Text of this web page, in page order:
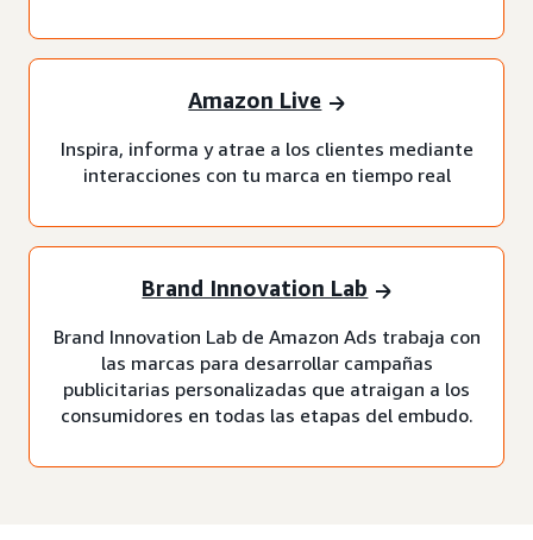
Amazon Live
Inspira, informa y atrae a los clientes mediante
interacciones con tu marca en tiempo real
Brand Innovation Lab
Brand Innovation Lab de Amazon Ads trabaja con
las marcas para desarrollar campañas
publicitarias personalizadas que atraigan a los
consumidores en todas las etapas del embudo.